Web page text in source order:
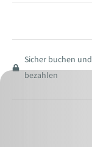
Sicher buchen und
bezahlen